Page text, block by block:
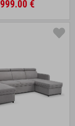
999.00 €